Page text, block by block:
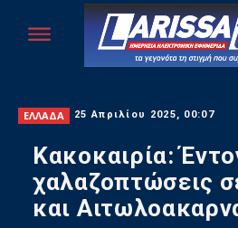
ΕΛΛΑΔΑ 25 Απριλίου 2025, 00:07
Κακοκαιρία:
χαλαζοπτώσεις
και